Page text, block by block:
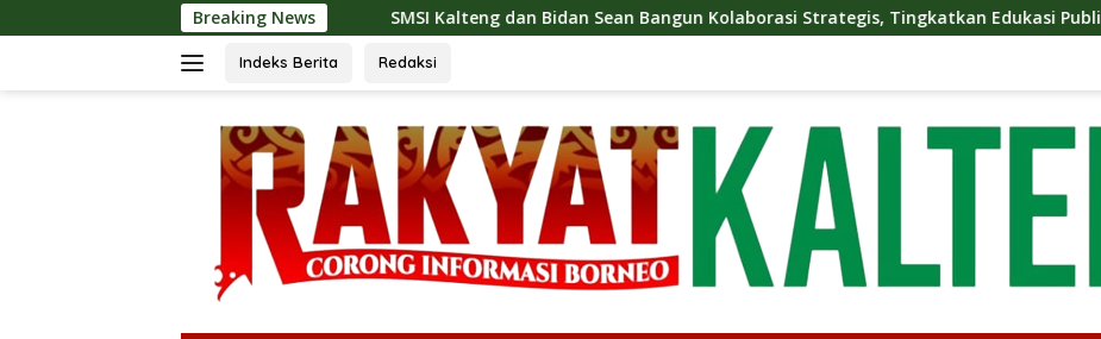
ke
Breaking News
SMSI Kalteng dan Bidan Sean Bangun Kolaborasi Strategis, Tingkatkan Edukasi Publik tentang Peran DPD RI
Indeks Berita Redaksi